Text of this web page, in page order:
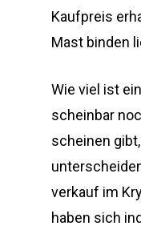
Kaufpreis
Mast binden
Wie viel ist
scheinbar
scheinen
verkauf im
haben sich